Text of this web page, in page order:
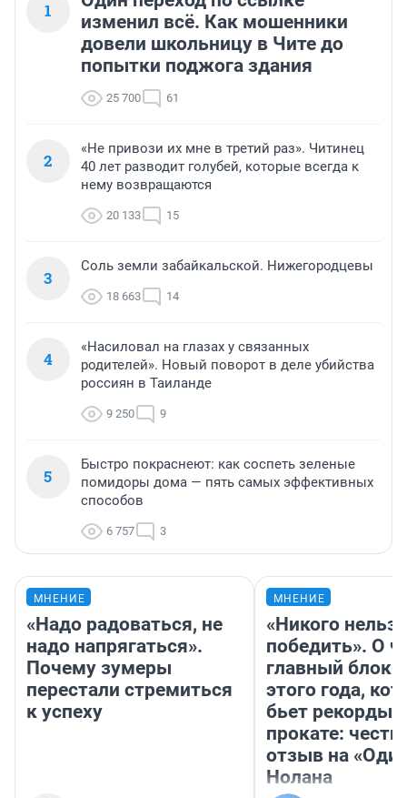
1
изменил всё. Как мошенники
довели школьницу в Чите до
попытки поджога здания
25 700 61
2
«Не привози их мне в третий раз». Читинец
40 лет разводит голубей, которые всегда к
нему возвращаются
20 133 15
3
Соль земли забайкальской. Нижегородцевы
18 663 14
4
«Насиловал на глазах у связанных
родителей». Новый поворот в деле убийства
россиян в Таиланде
9 250 9
5
Быстро покраснеют: как соспеть зеленые
помидоры дома — пять самых эффективных
способов
6 757 3
МНЕНИЕ
«Надо радоваться, не
надо напрягаться».
Почему зумеры
перестали стремиться
к успеху
МНЕНИЕ
«Никого нельзя
победить». О
главный
этого года,
бьет рекорды в
прокате:
отзыв на
Нолана